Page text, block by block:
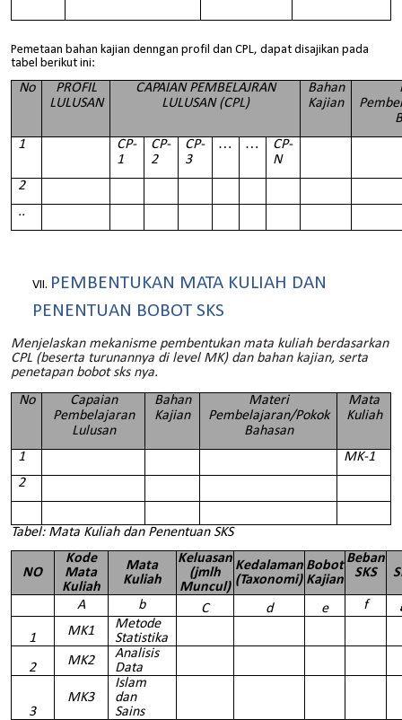
Pemetaan bahan kajian denngan profil dan CPL, dapat disajikan pada
tabel berikut ini:
No
PROFIL
LULUSAN
CAPAIAN PEMBELAJRAN
LULUSAN (CPL)
Bahan
Kajian
1
CP-
1
CP-
2
CP-
3
… …
CP-
N
2
..
PEMBENTUKAN MATA KULIAH DAN
PENENTUAN BOBOT SKS
Menjelaskan mekanisme pembentukan mata kuliah berdasarkan
CPL (beserta turunannya di level MK) dan bahan kajian, serta
penetapan bobot sks nya.
No
Capaian
Pembelajaran
Lulusan
Bahan
Kajian
Materi
Pembelajaran/Pokok
Bahasan
Mata
Kuliah
1
MK-1
2
Tabel: Mata Kuliah dan Penentuan SKS
NO
Kode
Mata
Kuliah
Mata
Kuliah
Keluasan
(jmlh
Muncul)
Kedalaman
(Taxonomi)
Bobot
Kajian
Beban
SKS
A b C d e f
1 MK1
Metode
Statistika
2 MK2
Analisis
Data
3
MK3
Islam
dan
Sains